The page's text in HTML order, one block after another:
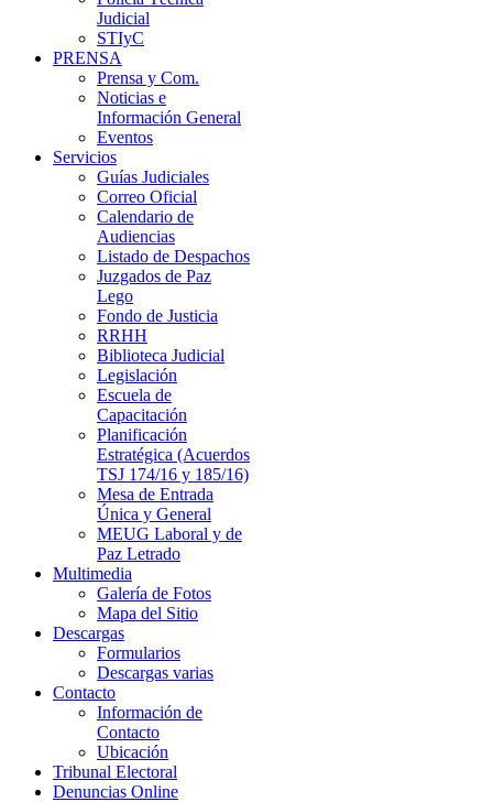
Judicial
STIyC
PRENSA
Prensa y Com.
Noticias e
Información General
Eventos
Servicios
Guías Judiciales
Correo Oficial
Calendario de
Audiencias
Listado de Despachos
Juzgados de Paz
Lego
Fondo de Justicia
RRHH
Biblioteca Judicial
Legislación
Escuela de
Capacitación
Planificación
Estratégica (Acuerdos
TSJ 174/16 y 185/16)
Mesa de Entrada
Única y General
MEUG Laboral y de
Paz Letrado
Multimedia
Galería de Fotos
Mapa del Sitio
Descargas
Formularios
Descargas varias
Contacto
Información de
Contacto
Ubicación
Tribunal Electoral
Denuncias Online